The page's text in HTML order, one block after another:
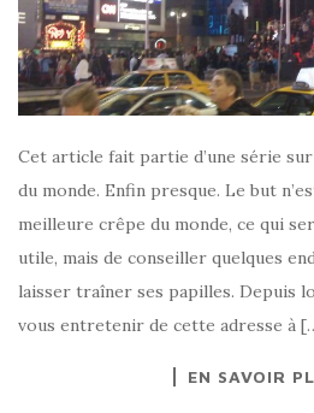
Cet article fait partie d’une série
du monde. Enfin presque. Le but
meilleure crêpe du monde, ce qui
utile, mais de conseiller quelques
laisser traîner ses papilles. Depuis
vous entretenir de cette adresse à
EN SAVOIR